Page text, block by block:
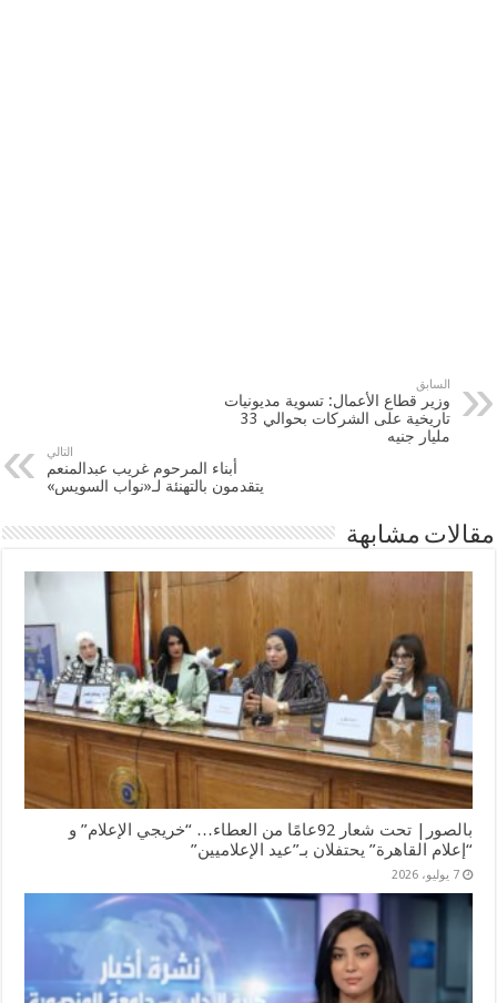
السابق
وزير قطاع الأعمال: تسوية مديونيات
تاريخية على الشركات بحوالي 33
مليار جنيه
التالي
أبناء المرحوم غريب عبدالمنعم
يتقدمون بالتهنئة لـ«نواب السويس»
مقالات مشابهة
بالصور| تحت شعار 92عامًا من العطاء… “خريجي الإعلام” و
“إعلام القاهرة” يحتفلان بـ”عيد الإعلاميين”
7 يوليو، 2026